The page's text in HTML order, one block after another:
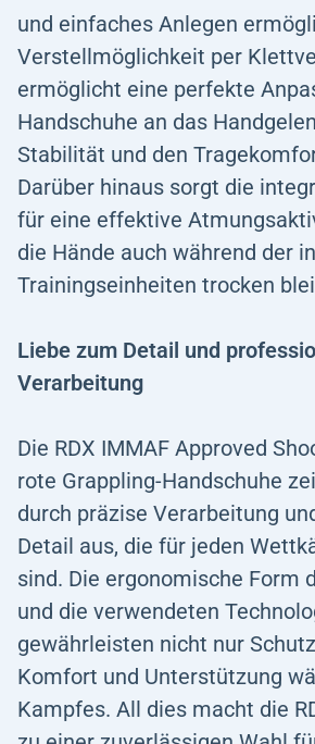
und einfaches Anlegen
Verstellmöglichkeit per
ermöglicht eine perfekte
Handschuhe an das
Stabilität und den
Darüber hinaus sorgt die
für eine effektive
die Hände auch während der
Trainingseinheiten trocken
Liebe zum Detail und
Verarbeitung
Die RDX IMMAF Approved
rote Grappling-Handschuhe
durch präzise Verarbeitung
Detail aus, die für jeden
sind. Die ergonomische Form
und die verwendeten
gewährleisten nicht nur
Komfort und Unterstützung
Kampfes. All dies macht die